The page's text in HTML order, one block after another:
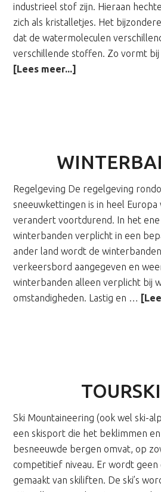
industrieel stof zijn. Hieraan
zich als kristalletjes. Het
dat de watermoleculen
verschillende stoffen. Zo vormt
[Lees meer...]
Regelgeving De regelgeving
sneeuwkettingen is in heel Europa
verandert voortdurend. In het ene
winterbanden verplicht in een
ander land wordt de
verkeersbord aangegeven en
winterbanden alleen verplicht bij
omstandigheden. Lastig en …
Ski Mountaineering (ook wel ski-
een skisport die het beklimmen en
besneeuwde bergen omvat, op
competitief niveau. Er wordt
gemaakt van skiliften. De ski’s